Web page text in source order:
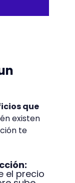
que
existen
te
el precio